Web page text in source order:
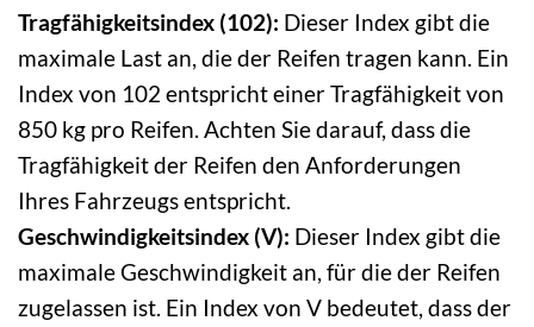
Tragfähigkeitsindex (102): Dieser Index gibt die
maximale Last an, die der Reifen tragen kann. Ein
Index von 102 entspricht einer Tragfähigkeit von
850 kg pro Reifen. Achten Sie darauf, dass die
Tragfähigkeit der Reifen den Anforderungen
Ihres Fahrzeugs entspricht.
Geschwindigkeitsindex (V): Dieser Index gibt die
maximale Geschwindigkeit an, für die der Reifen
zugelassen ist. Ein Index von V bedeutet, dass der